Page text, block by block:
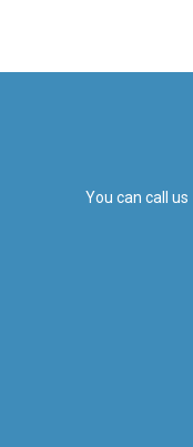
You can call us